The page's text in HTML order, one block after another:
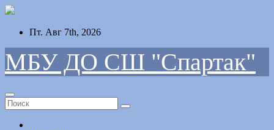
Перейти
содержимому
Пт. Авг 7th, 2026
МБУ ДО СШ "Спартак"